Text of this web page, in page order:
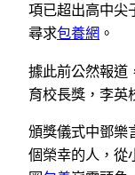
項已超出高中尖
尋求包養網 。
據此前公然報道
育校長獎，李英
頒獎儀式中鄧樂
個榮幸的人，從